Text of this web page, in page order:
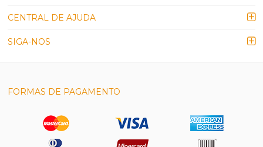
CENTRAL DE AJUDA
SIGA-NOS
FORMAS DE PAGAMENTO